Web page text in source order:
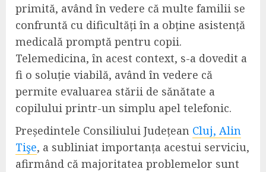
primită, având în vedere că multe familii se
confruntă cu dificultăți în a obține asistență
medicală promptă pentru copii.
Telemedicina, în acest context, s-a dovedit a
fi o soluție viabilă, având în vedere că
permite evaluarea stării de sănătate a
copilului printr-un simplu apel telefonic.
Președintele Consiliului Județean Cluj, Alin
Tişe, a subliniat importanța acestui serviciu,
afirmând că majoritatea problemelor sunt